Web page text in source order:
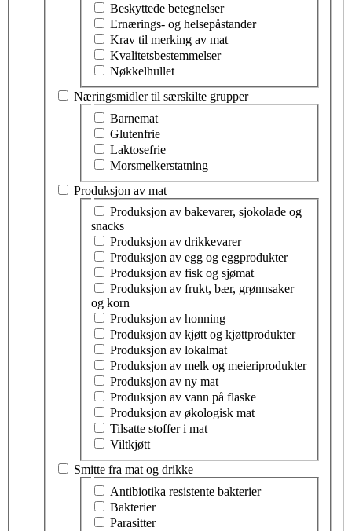
Beskyttede betegnelser
Ernærings- og helsepåstander
Krav til merking av mat
Kvalitetsbestemmelser
Nøkkelhullet
Næringsmidler til særskilte grupper
Velg tema innen næringsmidler til særskilte grupper
Barnemat
Glutenfrie
Laktosefrie
Morsmelkerstatning
Produksjon av mat
Velg tema innen produksjon av mat
Produksjon av bakevarer, sjokolade og
snacks
Produksjon av drikkevarer
Produksjon av egg og eggprodukter
Produksjon av fisk og sjømat
Produksjon av frukt, bær, grønnsaker
og korn
Produksjon av honning
Produksjon av kjøtt og kjøttprodukter
Produksjon av lokalmat
Produksjon av melk og meieriprodukter
Produksjon av ny mat
Produksjon av vann på flaske
Produksjon av økologisk mat
Tilsatte stoffer i mat
Viltkjøtt
Smitte fra mat og drikke
Velg tema innen smitte fra mat og drikke
Antibiotika resistente bakterier
Bakterier
Parasitter